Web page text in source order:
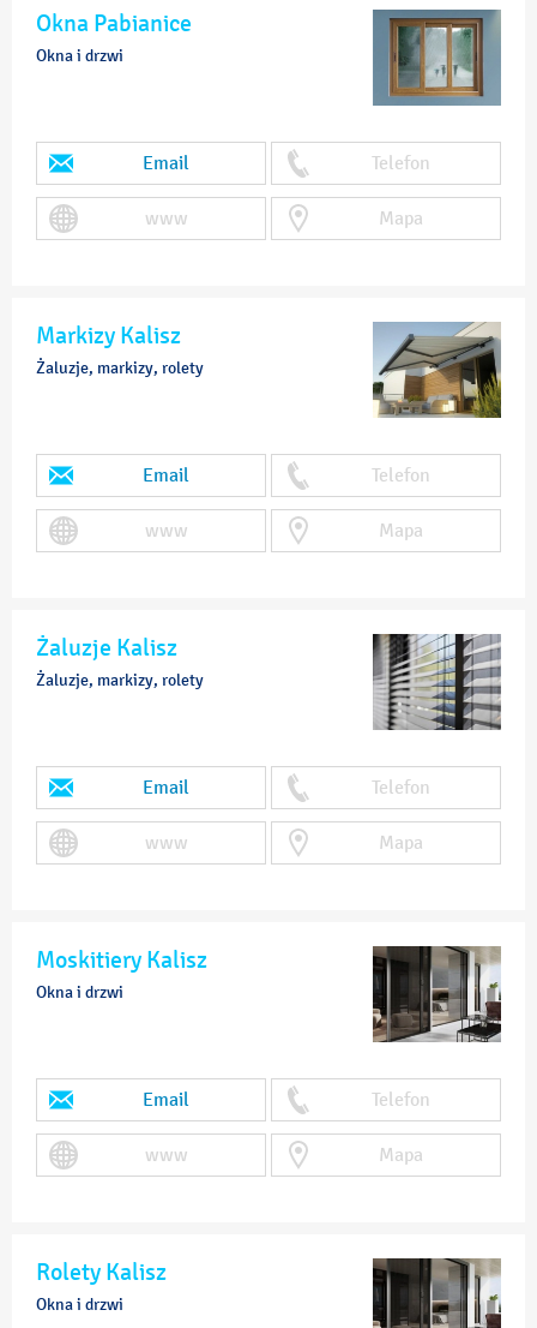
Okna Pabianice
Okna i drzwi
Email Telefon
www Mapa
Markizy Kalisz
Żaluzje, markizy, rolety
Email Telefon
www Mapa
Żaluzje Kalisz
Żaluzje, markizy, rolety
Email Telefon
www Mapa
Moskitiery Kalisz
Okna i drzwi
Email Telefon
www Mapa
Rolety Kalisz
Okna i drzwi